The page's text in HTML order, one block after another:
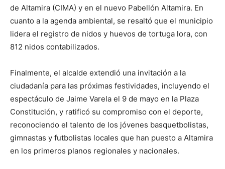
de Altamira (CIMA) y en el nuevo Pabellón Altamira. En
cuanto a la agenda ambiental, se resaltó que el municipio
lidera el registro de nidos y huevos de tortuga lora, con
812 nidos contabilizados.
Finalmente, el alcalde extendió una invitación a la
ciudadanía para las próximas festividades, incluyendo el
espectáculo de Jaime Varela el 9 de mayo en la Plaza
Constitución, y ratificó su compromiso con el deporte,
reconociendo el talento de los jóvenes basquetbolistas,
gimnastas y futbolistas locales que han puesto a Altamira
en los primeros planos regionales y nacionales.